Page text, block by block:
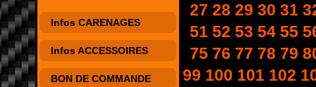
Infos CARENAGES
Infos ACCESSOIRES
BON DE COMMANDE
27 28 29 30 31
51 52 53 54 55
75 76 77 78 79
99 100 101 102